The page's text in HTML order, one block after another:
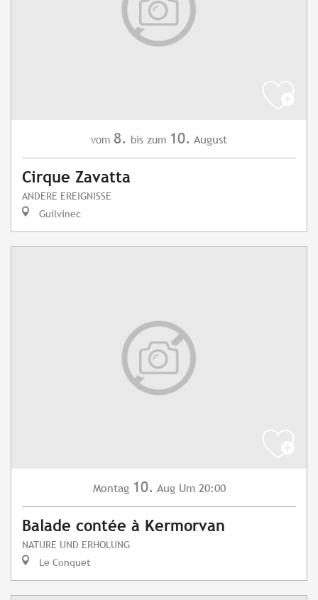
vom 8. bis zum 10. August
Cirque Zavatta
ANDERE EREIGNISSE
Guilvinec
Montag 10. Aug Um 20:00
Balade contée à Kermorvan
NATURE UND ERHOLUNG
Le Conquet